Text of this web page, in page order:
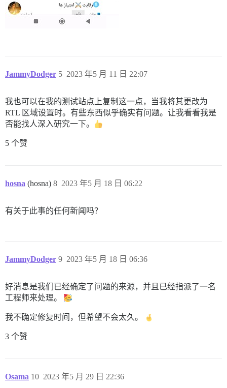
JammyDodger 2023 年5 月 11 日 22:07
5
我也可以在我的测试站点上复制这一点，当我将其更改为
RTL 区域设置时。有些东西似乎确实有问题。让我看看我是
否能找人深入研究一下。
5 个赞
hosna (hosna) 2023 年5 月 18 日 06:22
8
有关于此事的任何新闻吗？
JammyDodger 2023 年5 月 18 日 06:36
9
好消息是我们已经确定了问题的来源，并且已经指派了一名
工程师来处理。
我不确定修复时间，但希望不会太久。
3 个赞
Osama 2023 年5 月 29 日 22:36
10